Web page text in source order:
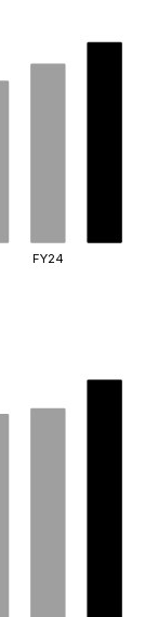
FY24